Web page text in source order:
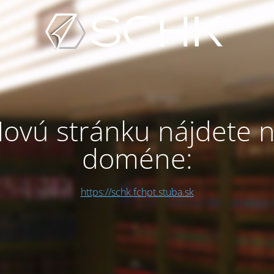
stránku nájdete
doméne:
https://schk.fchpt.stuba.sk